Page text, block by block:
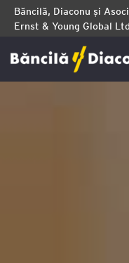
Băncilă, Diaconu și
Ernst & Young Global